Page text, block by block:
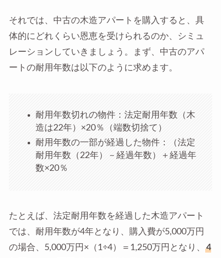
それでは、中古の木造アパートを購入すると、具
体的にどれくらい恩恵を受けられるのか、シミュ
レーションしていきましょう。まず、中古のアパ
ートの耐用年数は以下のように求めます。
耐用年数切れの物件：法定耐用年数（木
造は22年）×20％（端数切捨て）
耐用年数の一部が経過した物件：（法定
耐用年数（22年）－経過年数）＋経過年
数×20％
たとえば、法定耐用年数を経過した木造アパート
では、耐用年数が4年となり、購入費が5,000万円
の場合、5,000万円×（1÷4）＝1,250万円となり、
4